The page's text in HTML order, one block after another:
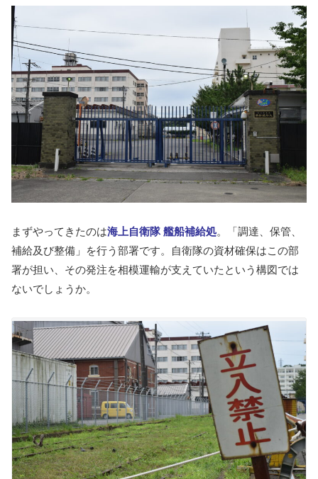
まずやってきたのは海上自衛隊 艦船補給処。「調達、保管、
補給及び整備」を行う部署です。自衛隊の資材確保はこの部
署が担い、その発注を相模運輸が支えていたという構図では
ないでしょうか。